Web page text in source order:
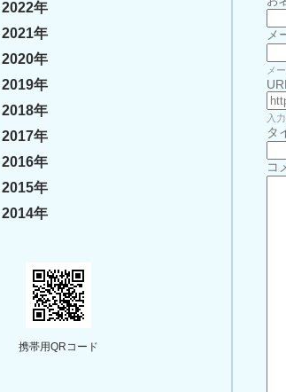
メ
メ
URL
入
タ
コ
2022年
2021年
2020年
2019年
2018年
2017年
2016年
2015年
2014年
携帯用QRコード